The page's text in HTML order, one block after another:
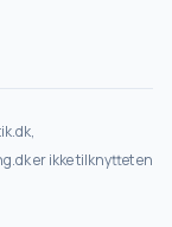
er ikke tilknyttet en